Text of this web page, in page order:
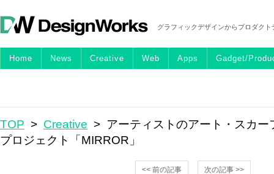
グラフィックデザインからプロダク
Home News Creative Web Apps Gadget/
TOP > Creative > アーティストのアート・スカー
プロジェクト「MIRROR」
<< 前の記事 次の記事 >>